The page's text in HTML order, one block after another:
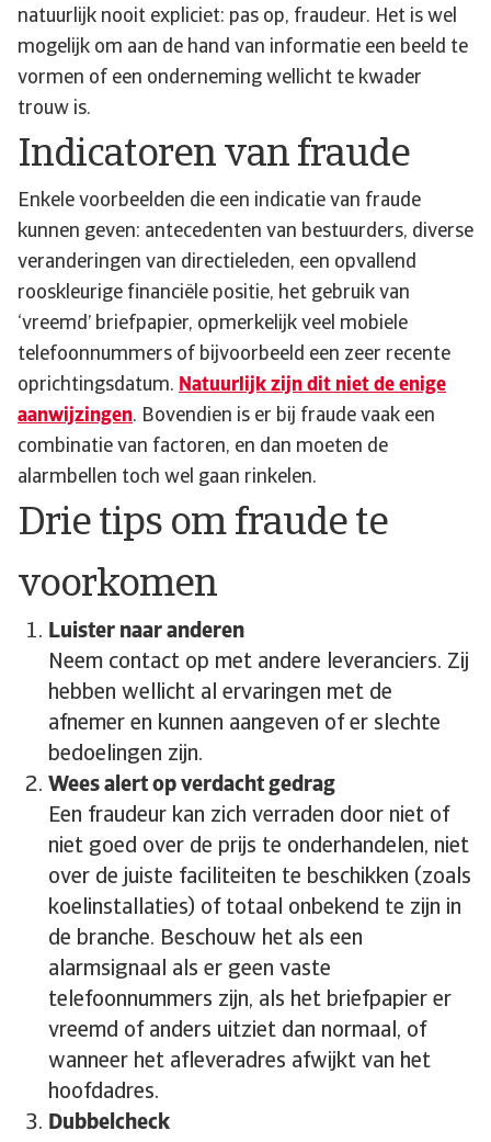
natuurlijk nooit expliciet: pas op, fraudeur. Het is wel
mogelijk om aan de hand van informatie een beeld te
vormen of een onderneming wellicht te kwader
trouw is.
Indicatoren van fraude
Enkele voorbeelden die een indicatie van fraude
kunnen geven: antecedenten van bestuurders, diverse
veranderingen van directieleden, een opvallend
rooskleurige financiële positie, het gebruik van
‘vreemd’ briefpapier, opmerkelijk veel mobiele
telefoonnummers of bijvoorbeeld een zeer recente
oprichtingsdatum. Natuurlijk zijn dit niet de enige
aanwijzingen. Bovendien is er bij fraude vaak een
combinatie van factoren, en dan moeten de
alarmbellen toch wel gaan rinkelen.
Drie tips om fraude te
voorkomen
Luister naar anderen
Neem contact op met andere leveranciers. Zij
hebben wellicht al ervaringen met de
afnemer en kunnen aangeven of er slechte
bedoelingen zijn.
Wees alert op verdacht gedrag
Een fraudeur kan zich verraden door niet of
niet goed over de prijs te onderhandelen, niet
over de juiste faciliteiten te beschikken (zoals
koelinstallaties) of totaal onbekend te zijn in
de branche. Beschouw het als een
alarmsignaal als er geen vaste
telefoonnummers zijn, als het briefpapier er
vreemd of anders uitziet dan normaal, of
wanneer het afleveradres afwijkt van het
hoofdadres.
Dubbelcheck